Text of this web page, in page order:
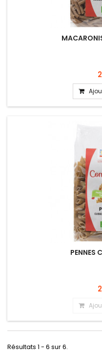
PENNES
Résultats 1 - 6 sur 6.